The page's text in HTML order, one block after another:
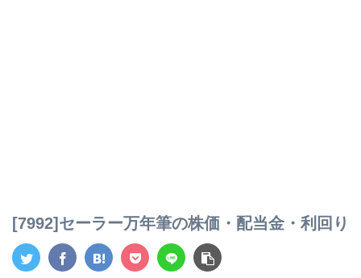
[7992]セーラー万年筆の株価・配当金・利回り